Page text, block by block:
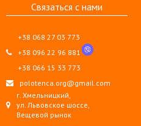
Связаться с нами
+38 068 27 03 773
+38 096 22 96 881
+38 066 15 33 773
polotenca.org@gmail.com
г. Хмельницкий,
ул. Львовское шоссе,
Вещевой рынок